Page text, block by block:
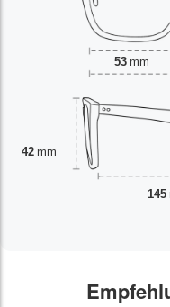
53 mm
42 mm
145